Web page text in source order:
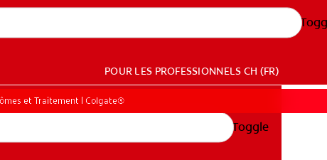
POUR LES PROFESSIONNELS CH (FR)
Toggle
et Traitement | Colgate®